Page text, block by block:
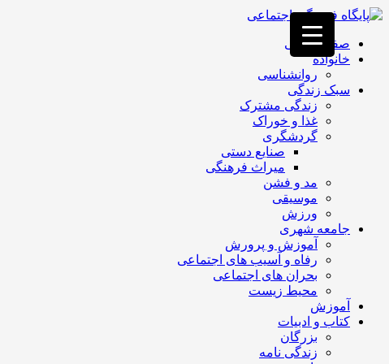
فصد
غرب
تهران
خشکشویی
تصفیه
تهران
صفحه اصلی
خانواده
روانشناسی
سبک زندگی
زندگی مشترک
غذا و خوراک
گردشگری
صنایع دستی
میراث فرهنگی
مد و فشن
موسیقی
ورزش
جامعه شهری
آموزش و پرورش
رفاه و آسیب های اجتماعی
بحران های اجتماعی
محیط زیست
آموزش
کتاب و ادبیات
بزرگان
زندگی نامه